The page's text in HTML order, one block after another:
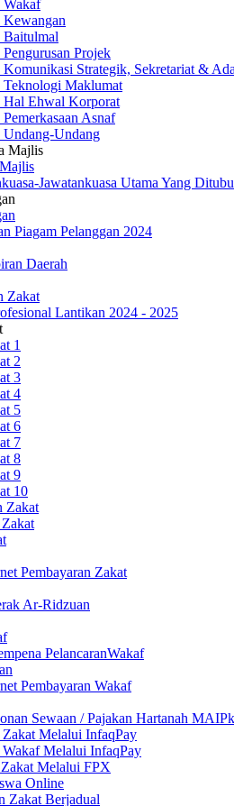
Wakaf
Kewangan
Baitulmal
Projek
Komunikasi Strategik, Sekretariat &
Teknologi Maklumat
Hal Ehwal Korporat
Asnaf
Undang-Undang
Majlis
Jawatankuasa Utama Yang
Piagam Pelanggan 2024
Daerah
Zakat
Lantikan 2024 - 2025
1
2
3
4
5
6
7
8
9
10
Zakat
Pembayaran Zakat
Ar-Ridzuan
PelancaranWakaf
Pembayaran Wakaf
Sewaan / Pajakan Hartanah MAIPk
Zakat Melalui InfaqPay
Wakaf Melalui InfaqPay
Melalui FPX
Online
Zakat Berjadual